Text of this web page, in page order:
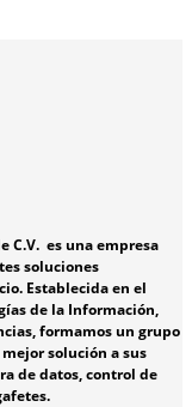
C.V. es una empresa
soluciones
Establecida en el
de la Información,
formamos un grupo
solución a sus
de datos, control de